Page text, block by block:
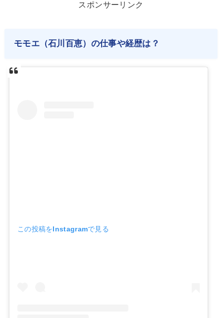
スポンサーリンク
モモエ（石川百恵）の仕事や経歴は？
この投稿をInstagramで見る